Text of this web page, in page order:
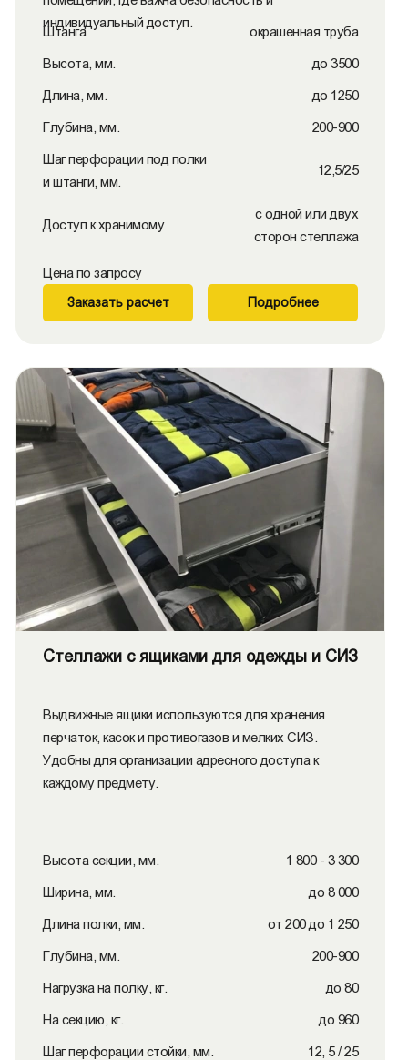
индивидуальный доступ.
Штанга окрашенная труба
Высота, мм. до 3500
Длина, мм. до 1250
Глубина, мм. 200-900
Шаг перфорации под полки
и штанги, мм.
12,5/25
Доступ к хранимому
с одной или двух
сторон стеллажа
Цена по запросу
Заказать расчет Подробнее
Стеллажи с ящиками для одежды и СИЗ
Выдвижные ящики используются для хранения
перчаток, касок и противогазов и мелких СИЗ.
Удобны для организации адресного доступа к
каждому предмету.
Высота секции, мм. 1 800 - 3 300
Ширина, мм. до 8 000
Длина полки, мм. от 200 до 1 250
Глубина, мм. 200-900
Нагрузка на полку, кг. до 80
На секцию, кг. до 960
Шаг перфорации стойки, мм. 12, 5 / 25